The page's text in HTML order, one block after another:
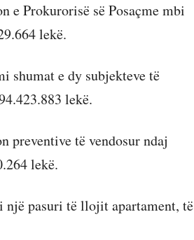
e Prokurorisë së Posaçme mbi
lekë.
shumat e dy subjekteve të
lekë.
preventive të vendosur ndaj
lekë.
një pasuri të llojit apartament, të